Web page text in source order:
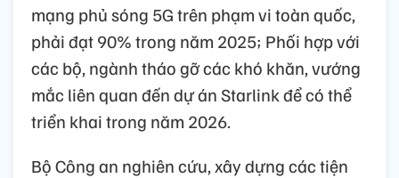
mạng phủ sóng 5G trên phạm vi toàn quốc,
phải đạt 90% trong năm 2025; Phối hợp với
các bộ, ngành tháo gỡ các khó khăn, vướng
mắc liên quan đến dự án Starlink để có thể
triển khai trong năm 2026.
Bộ Công an nghiên cứu, xây dựng các tiện